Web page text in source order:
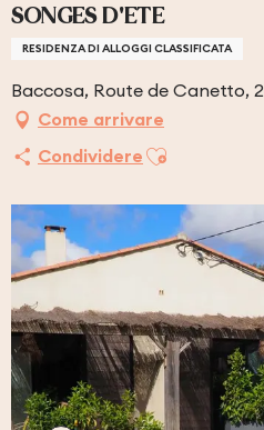
SONGES D'ETE
RESIDENZA DI ALLOGGI CLASSIFICATA
Baccosa, Route de Canetto,
Come arrivare
Condividere Ajouter aux